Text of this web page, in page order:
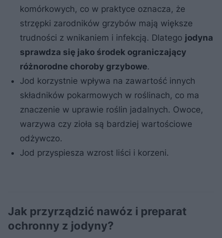
komórkowych, co w praktyce oznacza, że
strzępki zarodników grzybów mają większe
trudności z wnikaniem i infekcją. Dlatego jodyna
sprawdza się jako środek ograniczający
różnorodne choroby grzybowe.
Jod korzystnie wpływa na zawartość innych
składników pokarmowych w roślinach, co ma
znaczenie w uprawie roślin jadalnych. Owoce,
warzywa czy zioła są bardziej wartościowe
odżywczo.
Jod przyspiesza wzrost liści i korzeni.
Jak przyrządzić nawóz i preparat
ochronny z jodyny?